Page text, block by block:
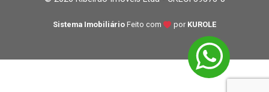
Sistema Imobiliário Feito com por KUROLE